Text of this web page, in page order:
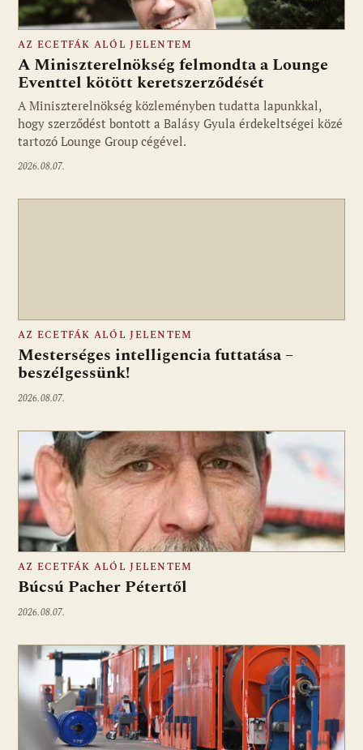
Fotó: media1.hu
AZ ECETFÁK ALÓL JELENTEM
A Miniszterelnökség felmondta a Lounge
Eventtel kötött keretszerződését
A Miniszterelnökség közleményben tudatta lapunkkal,
hogy szerződést bontott a Balásy Gyula érdekeltségei közé
tartozó Lounge Group cégével.
2026.08.07.
AZ ECETFÁK ALÓL JELENTEM
Mesterséges intelligencia futtatása –
beszélgessünk!
2026.08.07.
AZ ECETFÁK ALÓL JELENTEM
Búcsú Pacher Pétertől
2026.08.07.